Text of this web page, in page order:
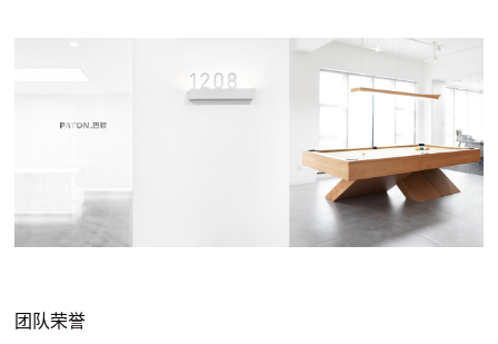
团队荣誉